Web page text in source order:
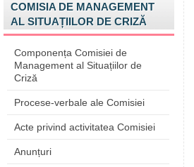
COMISIA DE MANAGEMENT
AL SITUAȚIILOR DE CRIZĂ
Componența Comisiei de
Management al Situațiilor de
Criză
Procese-verbale ale Comisiei
Acte privind activitatea Comisiei
Anunțuri